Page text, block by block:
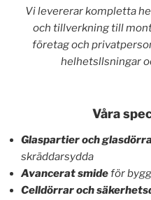
Vi levererar kompletta
och tillverkning till
företag och
helhetsllsningar
Våra
Glaspartier och
skräddarsydda
Avancerat smideför
Celldörrar och